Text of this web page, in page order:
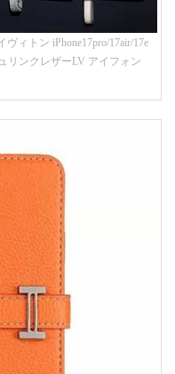
ィトン iPhone17pro/17air/17e
リンクレザーLV アイフォン
14/13携帯ケース 大